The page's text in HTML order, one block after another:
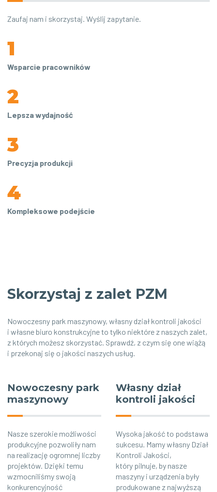
Zaufaj nam i skorzystaj. Wyślij zapytanie.
1
Wsparcie pracowników
2
Lepsza wydajność
3
Precyzja produkcji
4
Kompleksowe podejście
Skorzystaj z zalet PZM
Nowoczesny park maszynowy, własny dział kontroli jakości
i własne biuro konstrukcyjne to tylko niektóre z naszych zalet,
z których możesz skorzystać. Sprawdź, z czym się one wiążą
i przekonaj się o jakości naszych usług.
Nowoczesny park
maszynowy
Nasze szerokie możliwości
produkcyjne pozwoliły nam
na realizację ogromnej liczby
projektów. Dzięki temu
wzmocniliśmy swoją
konkurencyjność
Własny dział
kontroli jakości
Wysoka jakość to podstawa
sukcesu. Mamy własny Dział
Kontroli Jakości,
który pilnuje, by nasze
maszyny i urządzenia były
produkowane z najwyższą